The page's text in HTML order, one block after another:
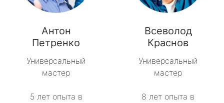
Антон
Петренко
Универсальный
мастер
5 лет опыта в
Всеволод
Краснов
Универсальный
мастер
8 лет опыта в